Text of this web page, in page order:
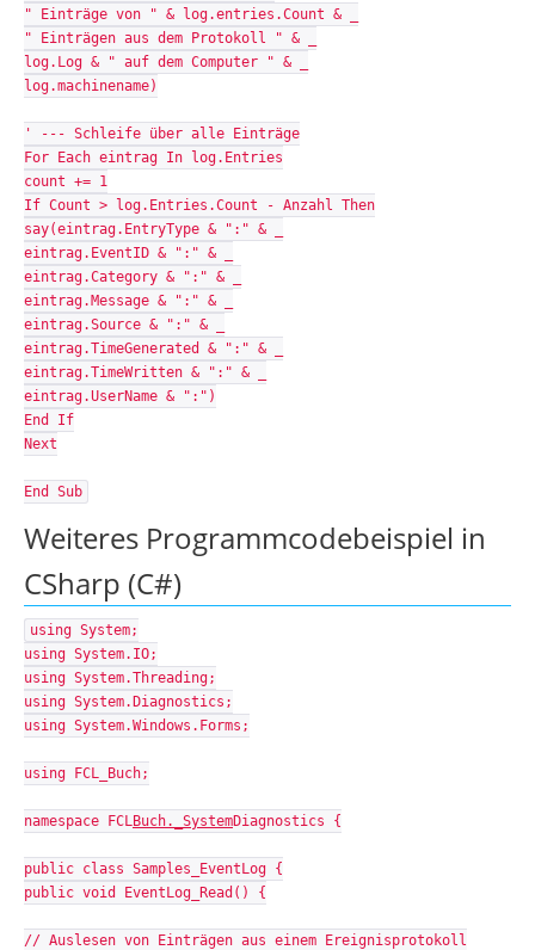
" Einträge von " & log.entries.Count & _
" Einträgen aus dem Protokoll " & _
log.Log & " auf dem Computer " & _
log.machinename)
' --- Schleife über alle Einträge
For Each eintrag In log.Entries
count += 1
If Count > log.Entries.Count - Anzahl Then
say(eintrag.EntryType & ":" & _
eintrag.EventID & ":" & _
eintrag.Category & ":" & _
eintrag.Message & ":" & _
eintrag.Source & ":" & _
eintrag.TimeGenerated & ":" & _
eintrag.TimeWritten & ":" & _
eintrag.UserName & ":")
End If
Next
End Sub
Weiteres Programmcodebeispiel in
CSharp (C#)
using System;
using System.IO;
using System.Threading;
using System.Diagnostics;
using System.Windows.Forms;
using FCL_Buch;
namespace FCLBuch._SystemDiagnostics {
public class Samples_EventLog {
public void EventLog_Read() {
// Auslesen von Einträgen aus einem Ereignisprotokoll